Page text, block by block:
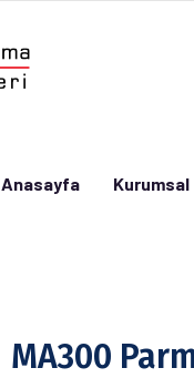
Anasayfa Kurumsal
Anasayfa
MA300